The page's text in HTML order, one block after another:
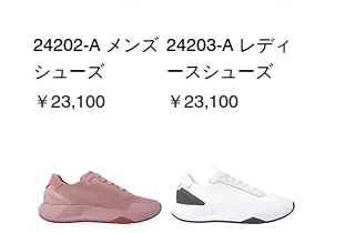
24202-A メンズ
シューズ
価格
￥23,100
24203-A レディ
ースシューズ
価格
￥23,100